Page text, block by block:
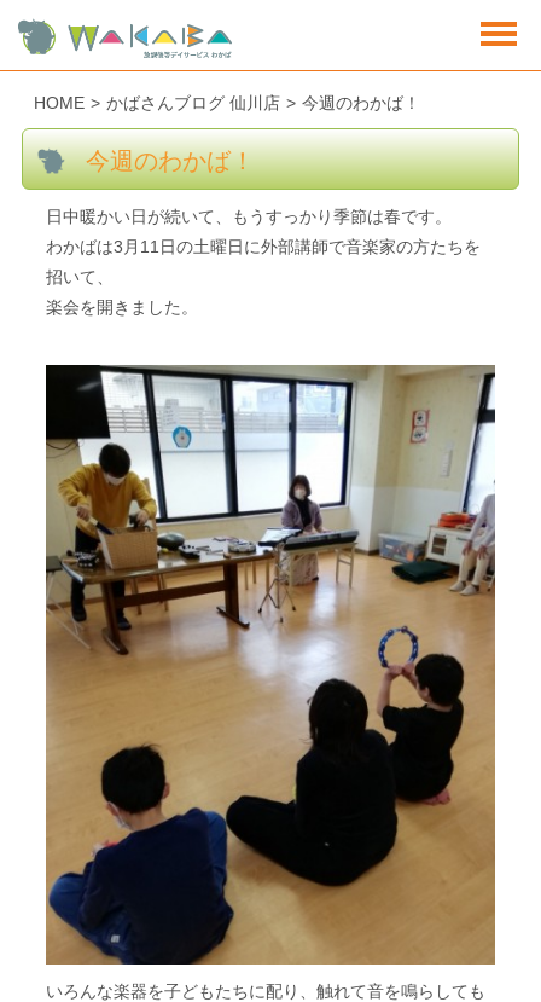
HOME > かばさんブログ 仙川店 > 今週のわかば！
今週のわかば！
日中暖かい日が続いて、もうすっかり季節は春です。
わかばは3月11日の土曜日に外部講師で音楽家の方たちを
招いて、
楽会を開きました。
いろんな楽器を子どもたちに配り、触れて音を鳴らしても